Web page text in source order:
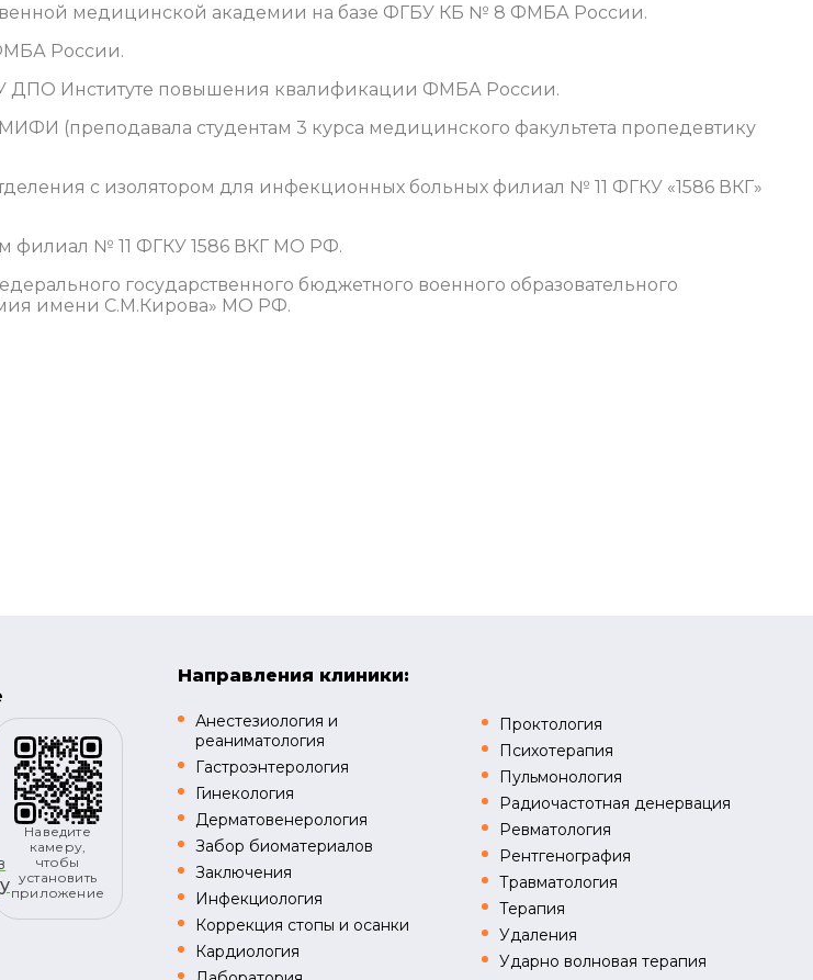
медицинской академии на базе ФГБУ КБ № 8 ФМБА России.
России.
Институте повышения квалификации ФМБА России.
(преподавала студентам 3 курса медицинского факультета пропедевтику
с изолятором для инфекционных больных филиал № 11 ФГКУ «1586 ВКГ»
филиал № 11 ФГКУ 1586 ВКГ МО РФ.
государственного бюджетного военного образовательного
имени С.М.Кирова» МО РФ.
Наведите
камеру,
чтобы
установить
приложение
Направления клиники:
Анестезиология и
реаниматология
Гастроэнтерология
Гинекология
Дерматовенерология
Забор биоматериалов
Заключения
Инфекциология
Коррекция стопы и осанки
Кардиология
Проктология
Психотерапия
Пульмонология
Радиочастотная денервация
Ревматология
Рентгенография
Травматология
Терапия
Удаления
Ударно волновая терапия